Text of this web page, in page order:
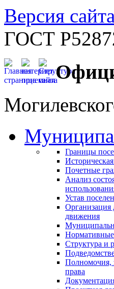
Версия
ГОСТ
Границы
Почетные
Анализ
Устав
Организация
движения
Структура и
Полномочия,
права